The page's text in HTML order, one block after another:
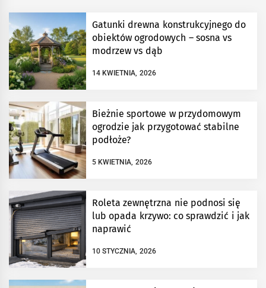
Gatunki drewna konstrukcyjnego do
obiektów ogrodowych – sosna vs
modrzew vs dąb
14 KWIETNIA, 2026
Bieżnie sportowe w przydomowym
ogrodzie jak przygotować stabilne
podłoże?
5 KWIETNIA, 2026
Roleta zewnętrzna nie podnosi się
lub opada krzywo: co sprawdzić i jak
naprawić
10 STYCZNIA, 2026